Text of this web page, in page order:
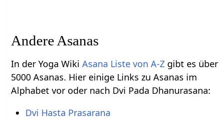
Andere Asanas
In der Yoga WikiAsana Liste von A-Z gibt es über
5000 Asanas. Hier einige Links zu Asanas im
Alphabet vor oder nach Dvi Pada Dhanurasana:
Dvi Hasta Prasarana